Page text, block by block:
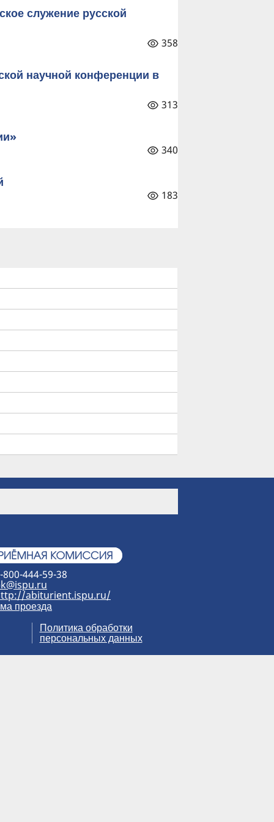
служение русской
358
научной конференции в
313
340
183
800-444-59-38
abiturient.ispu.ru/
проезда
Политика обработки
персональных данных